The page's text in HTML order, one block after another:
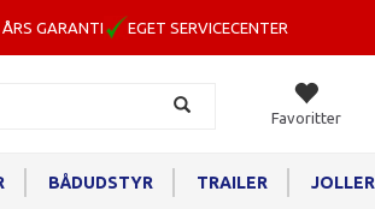
ÅRS GARANTI EGET SERVICECENTER
Favoritter
BÅDUDSTYR TRAILER JOLLER